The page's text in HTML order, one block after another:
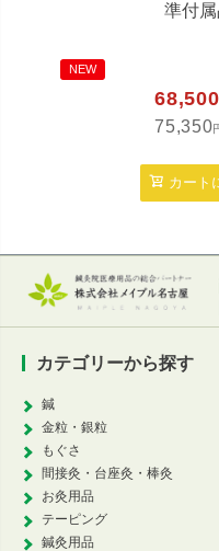
準付属
NEW
68,500
75,350
カート
カテゴリーから探す
鍼
金粒・銀粒
もぐさ
間接灸・台座灸・棒灸
お灸用品
テーピング
鍼灸用品